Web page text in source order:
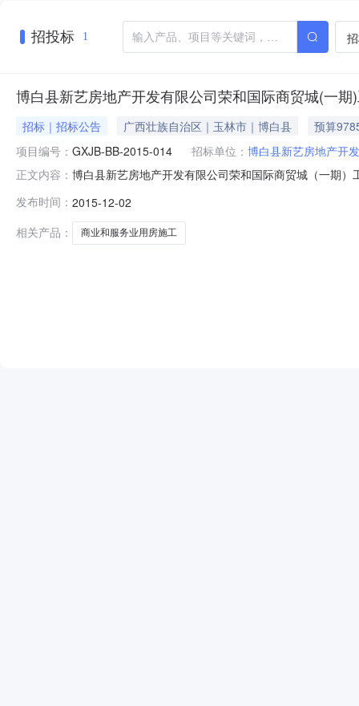
招投标 1
博白县新艺房地产开发有限公司荣和国际商贸城(一期
招标｜招标公告 广西壮族自治区｜玉林市｜博白县
预算
项目编号： GXJB-BB-2015-014 招标单位： 博白县新艺房地产开
正文内容： 博白县新艺房地产开发有限公司荣和国际商贸城（一期
12月09日16:30招标文件售价￥250元（人民币），公告
发布时间： 2015-12-02
相关产品：
商业和服务业用房施工